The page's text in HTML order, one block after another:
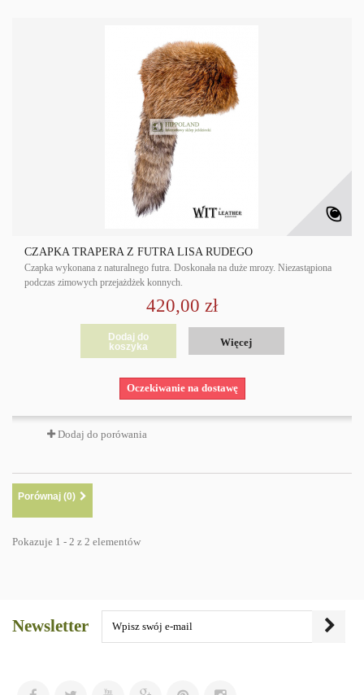
CZAPKA TRAPERA Z FUTRA LISA RUDEGO
Czapka wykonana z naturalnego futra. Doskonała na duże mrozy. Niezastąpiona
podczas zimowych przejażdżek konnych.
420,00 zł
Dodaj do
koszyka
Więcej
Oczekiwanie na dostawę
Dodaj do porówania
Porównaj (0)
Pokazuje 1 - 2 z 2 elementów
Newsletter